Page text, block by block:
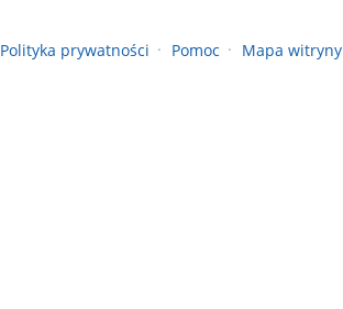
Polityka prywatności ● Pomoc ● Mapa witryny